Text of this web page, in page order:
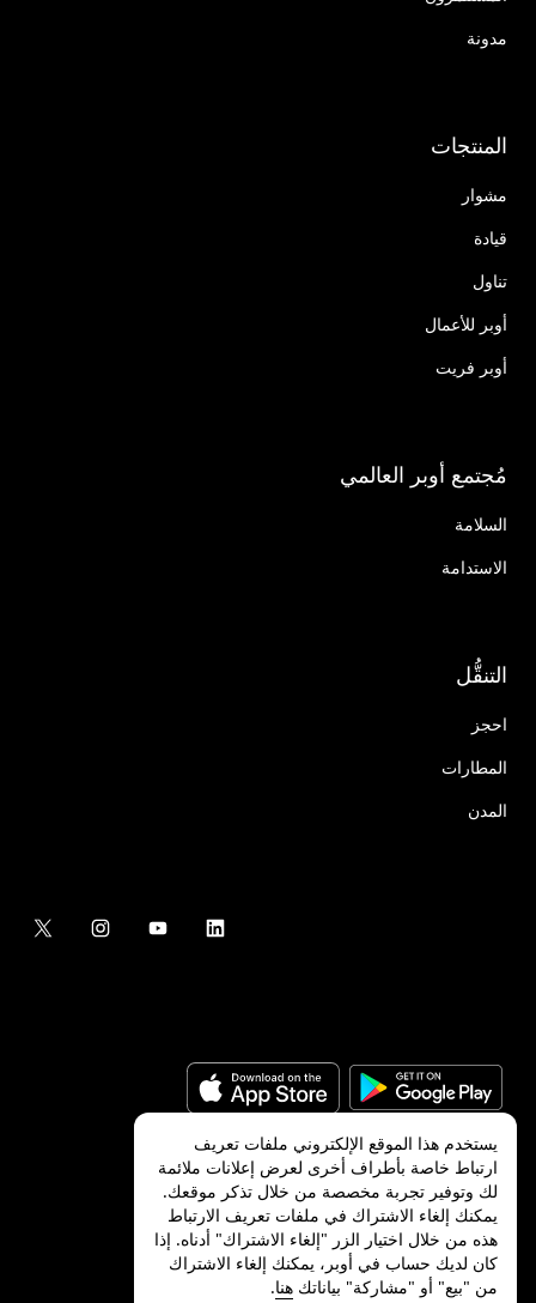
مدونة
المنتجات
مشوار
قيادة
تناول
أوبر للأعمال
أوبر فريت
مُجتمع أوبر العالمي
السلامة
الاستدامة
التنقُّل
احجز
المطارات
المدن
©
2026شركة Uber Technologies, Inc.‎
يستخدم هذا الموقع الإلكتروني ملفات تعريف
ارتباط خاصة بأطراف أخرى لعرض إعلانات ملائمة
لك وتوفير تجربة مخصصة من خلال تذكر موقعك.
يمكنك إلغاء الاشتراك في ملفات تعريف الارتباط
هذه من خلال اختيار الزر "إلغاء الاشتراك" أدناه. إذا
كان لديك حساب في أوبر، يمكنك إلغاء الاشتراك
من "بيع" أو "مشاركة" بياناتك هنا.